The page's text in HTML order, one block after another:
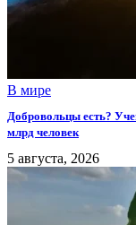
В мире
Добровольцы есть?
млрд человек
5 августа, 2026